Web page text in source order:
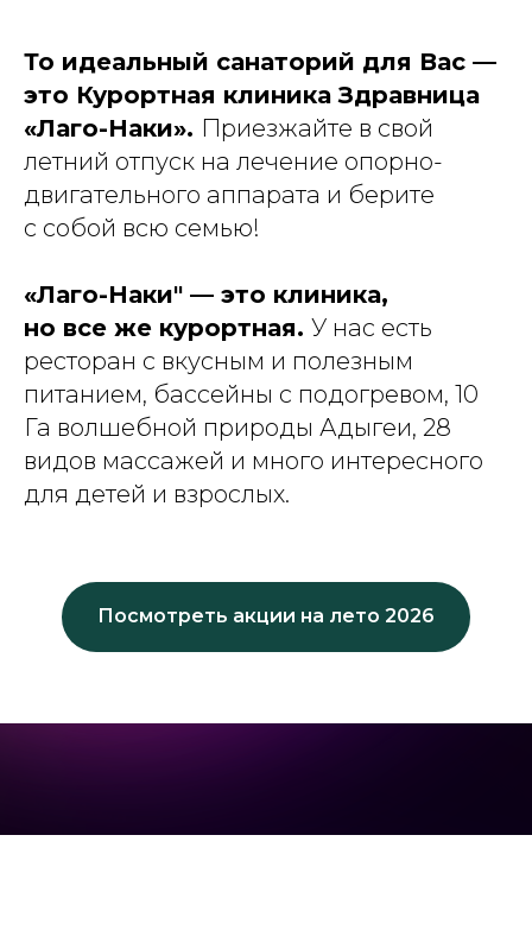
То идеальный санаторий для Вас —
это Курортная клиника Здравница
«Лаго-Наки». Приезжайте в свой
летний отпуск на лечение опорно-
двигательного аппарата и берите
с собой всю семью!
«Лаго-Наки" — это клиника,
но все же курортная. У нас есть
ресторан с вкусным и полезным
питанием, бассейны с подогревом, 10
Га волшебной природы Адыгеи, 28
видов массажей и много интересного
для детей и взрослых.
Посмотреть акции на лето 2026